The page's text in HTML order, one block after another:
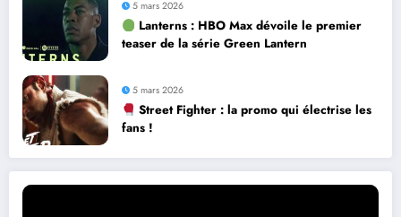
5 mars 2026
Lanterns : HBO Max dévoile le premier
teaser de la série Green Lantern
5 mars 2026
Street Fighter : la promo qui électrise les
fans !